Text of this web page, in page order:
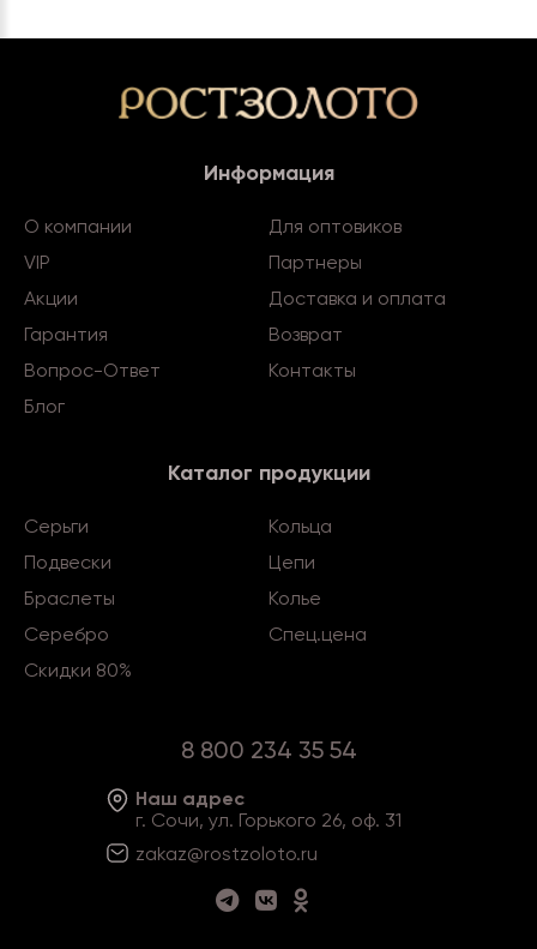
Информация
О компании
Для оптовиков
VIP
Партнеры
Акции
Доставка и оплата
Гарантия
Возврат
Вопрос-Ответ
Контакты
Блог
Каталог продукции
Серьги
Кольца
Подвески
Цепи
Браслеты
Колье
Серебро
Спец.цена
Скидки 80%
8 800 234 35 54
Наш адрес
г. Сочи, ул. Горького 26, оф. 31
zakaz@rostzoloto.ru